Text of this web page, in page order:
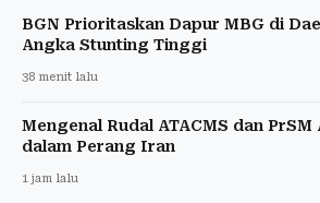
BGN Prioritaskan Dapur MBG di
Angka Stunting Tinggi
38 menit lalu
Mengenal Rudal ATACMS dan
dalam Perang Iran
1 jam lalu